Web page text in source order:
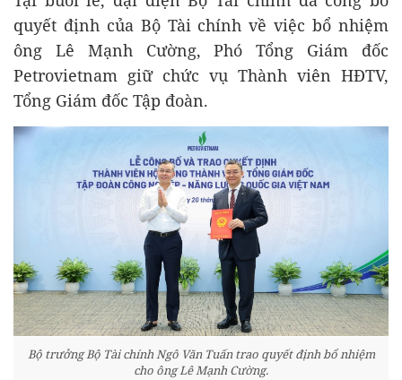
quyết định của Bộ Tài chính về việc bổ nhiệm
ông Lê Mạnh Cường, Phó Tổng Giám đốc
Petrovietnam giữ chức vụ Thành viên HĐTV,
Tổng Giám đốc Tập đoàn.
Bộ trưởng Bộ Tài chính Ngô Văn Tuấn trao quyết định bổ nhiệm
cho ông Lê Mạnh Cường.